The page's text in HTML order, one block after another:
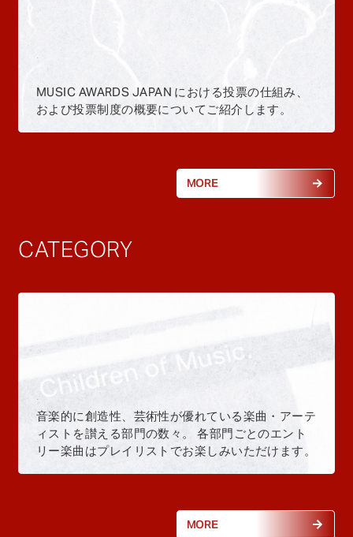
MUSIC AWARDS JAPAN における投票の仕組み、
および投票制度の概要についてご紹介します。
MORE
CATEGORY
音楽的に創造性、芸術性が優れている楽曲・アーテ
ィストを讃える部門の数々。 各部門ごとのエント
リー楽曲はプレイリストでお楽しみいただけます。
MORE